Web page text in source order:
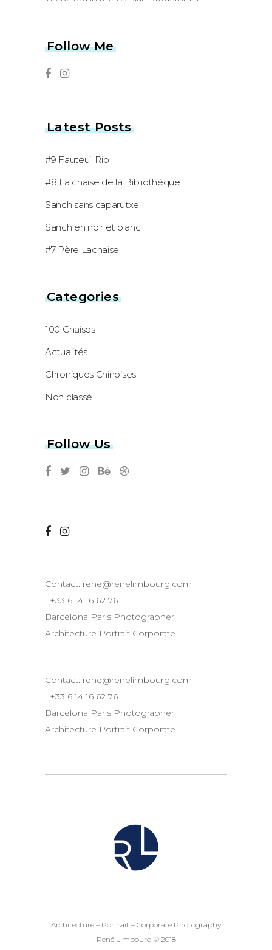
Follow Me
Latest Posts
#9 Fauteuil Rio
#8 La chaise de la Bibliothèque
Sanch sans caparutxe
Sanch en noir et blanc
#7 Père Lachaise
Categories
100 Chaises
Actualités
Chroniques Chinoises
Non classé
Follow Us
Contact: rene@renelimbourg.com
+33 6 14 16 62 76
Barcelona Paris Photographer
Architecture Portrait Corporate
Contact: rene@renelimbourg.com
+33 6 14 16 62 76
Barcelona Paris Photographer
Architecture Portrait Corporate
Architecture – Portrait – Corporate Photography
René Limbourg © 2018